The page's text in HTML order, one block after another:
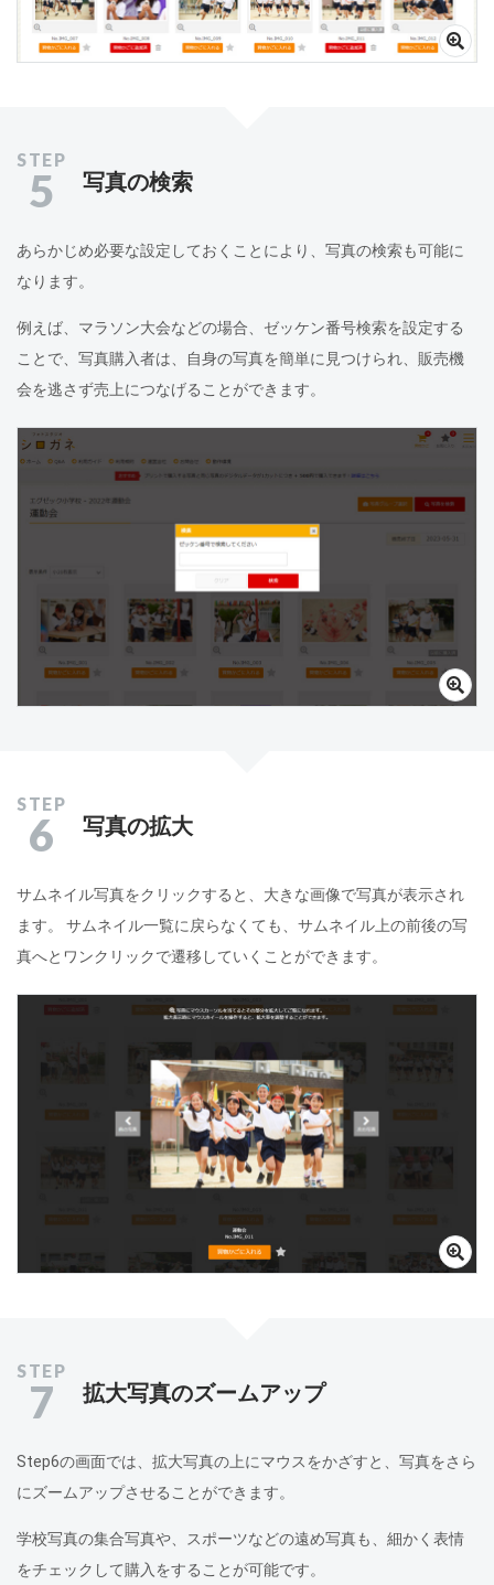
5 写真の検索
あらかじめ必要な設定しておくことにより、写真の検索も可能に
なります。
例えば、マラソン大会などの場合、ゼッケン番号検索を設定する
ことで、写真購入者は、自身の写真を簡単に見つけられ、販売機
会を逃さず売上につなげることができます。
6 写真の拡大
サムネイル写真をクリックすると、大きな画像で写真が表示され
ます。 サムネイル一覧に戻らなくても、サムネイル上の前後の写
真へとワンクリックで遷移していくことができます。
7 拡大写真のズームアップ
Step6の画面では、拡大写真の上にマウスをかざすと、写真をさら
にズームアップさせることができます。
学校写真の集合写真や、スポーツなどの遠め写真も、細かく表情
をチェックして購入をすることが可能です。